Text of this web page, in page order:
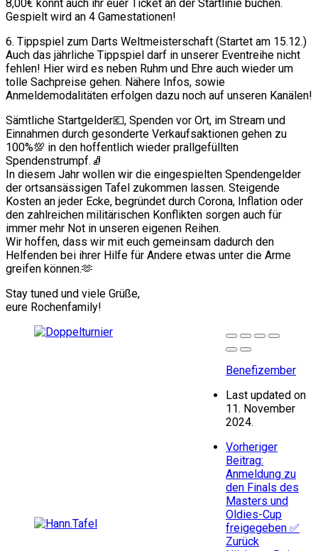
8,00€ könnt auch ihr euer Ticket an der Startlinie buchen.
Gespielt wird an 4 Gamestationen!
6. Tippspiel zum Darts Weltmeisterschaft (Startet am 15.12.)
Auch das jährliche Tippspiel darf in unserer Eventreihe nicht
fehlen! Hier wird es neben Ruhm und Ehre auch wieder um
tolle Sachpreise gehen. Nähere Infos, sowie
Anmeldemodalitäten erfolgen dazu noch auf unseren Kanälen!
Sämtliche Startgelder💶, Spenden vor Ort, im Stream und
Einnahmen durch gesonderte Verkaufsaktionen gehen zu
100%💯 in den hoffentlich wieder prallgefüllten
Spendenstrumpf.🧦
In diesem Jahr wollen wir die eingespielten Spendengelder
der ortsansässigen Tafel zukommen lassen. Steigende
Kosten an jeder Ecke, begründet durch Corona, Inflation oder
den zahlreichen militärischen Konflikten sorgen auch für
immer mehr Not in unseren eigenen Reihen.
Wir hoffen, dass wir mit euch gemeinsam dadurch den
Helfenden bei ihrer Hilfe für Andere etwas unter die Arme
greifen können.🫶
Stay tuned und viele Grüße,
eure Rochenfamily!
Benefizember
Last updated on
11. November
2024.
Vorheriger
Beitrag:
Anmeldung zu
den Finals des
Masters und
Oldies-Cup
freigegeben ✅
Zurück